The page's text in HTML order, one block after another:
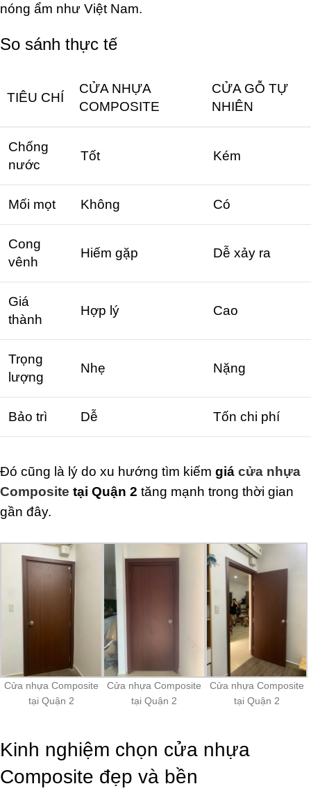
nóng ẩm như Việt Nam.
So sánh thực tế
TIÊU CHÍ
CỬA NHỰA
COMPOSITE
CỬA GỖ TỰ
NHIÊN
Chống
nước
Tốt Kém
Mối mọt Không Có
Cong
vênh
Hiếm gặp Dễ xảy ra
Giá
thành
Hợp lý Cao
Trọng
lượng
Nhẹ Nặng
Bảo trì Dễ Tốn chi phí
Đó cũng là lý do xu hướng tìm kiếm giá cửa nhựa
Composite tại Quận 2 tăng mạnh trong thời gian
gần đây.
Cửa nhựa Composite
tại Quận 2
Cửa nhựa Composite
tại Quận 2
Cửa nhựa Composite
tại Quận 2
Kinh nghiệm chọn cửa nhựa
Composite đẹp và bền